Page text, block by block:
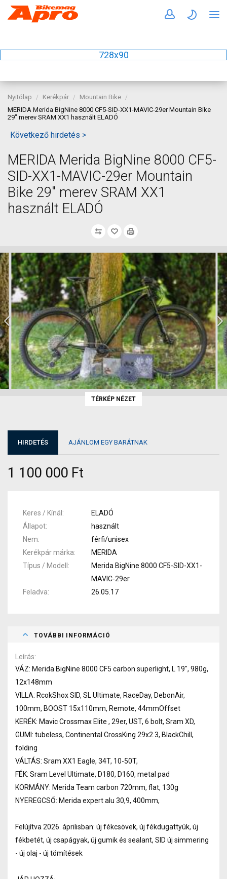
728x90
Nyitólap Kerékpár
Mountain Bike
MERIDA Merida BigNine 8000 CF5-SID-XX1-MAVIC-29er Mountain Bike
29" merev SRAM XX1 használt ELADÓ
Következő hirdetés >
MERIDA Merida BigNine 8000 CF5-
SID-XX1-MAVIC-29er Mountain
Bike 29" merev SRAM XX1
használt ELADÓ
TÉRKÉP NÉZET
HIRDETÉS AJÁNLOM EGY BARÁTNAK
1 100 000 Ft
Keres / Kínál
ELADÓ
Állapot
használt
Nem
férfi/unisex
Kerékpár márka
MERIDA
Típus / Modell
Merida BigNine 8000 CF5-SID-XX1-
MAVIC-29er
Feladva
26.05.17
TOVÁBBI INFORMÁCIÓ
Leírás
VÁZ: Merida BigNine 8000 CF5 carbon superlight, L 19", 980g,
12x148mm
VILLA: RcokShox SID, SL Ultimate, RaceDay, DebonAir,
100mm, BOOST 15x110mm, Remote, 44mmOffset
KERÉK: Mavic Crossmax Elite , 29er, UST, 6 bolt, Sram XD,
GUMI: tubeless, Continental CrossKing 29x2.3, BlackChill,
folding
VÁLTÁS: Sram XX1 Eagle, 34T, 10-50T,
FÉK: Sram Level Ultimate, D180, D160, metal pad
KORMÁNY: Merida Team carbon 720mm, flat, 130g
NYEREGCSŐ: Merida expert alu 30,9, 400mm,
Felújítva 2026. áprilisban: új fékcsövek, új fékdugattyúk, új
fékbetét, új csapágyak, új gumik és sealant, SID új simmering
- új olaj - új tömítések